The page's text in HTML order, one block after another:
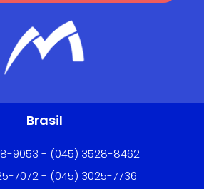
Brasil
9053 - (045) 3528-8462
7072 - (045) 3025-7736